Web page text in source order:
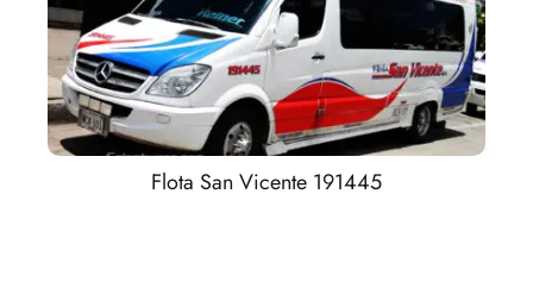
Flota San Vicente 191445